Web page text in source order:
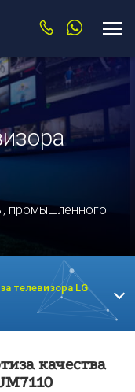
промышленного
телевизора LG
качества